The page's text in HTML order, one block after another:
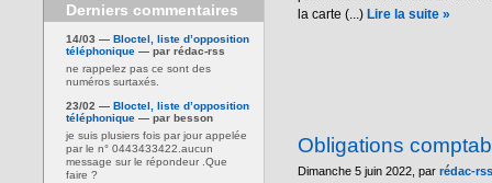
Derniers commentaires
14/03 — Bloctel, liste d’opposition
téléphonique — par rédac-rss
ne rappelez pas ce sont des
numéros surtaxés.
23/02 — Bloctel, liste d’opposition
téléphonique — par besson
je suis plusiers fois par jour appelée
par le n° 0443433422.aucun
message sur le répondeur .Que
faire ?
la carte (...) Lire la suite »
Obligations
Dimanche 5 juin 2022, par rédac-rss